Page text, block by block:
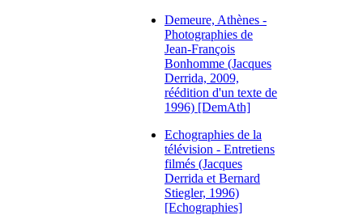
Demeure, Athènes -
Photographies de
Jean-François
Bonhomme (Jacques
Derrida, 2009,
réédition d'un texte de
1996) [DemAth]
Echographies de la
télévision - Entretiens
filmés (Jacques
Derrida et Bernard
Stiegler, 1996)
[Echographies]